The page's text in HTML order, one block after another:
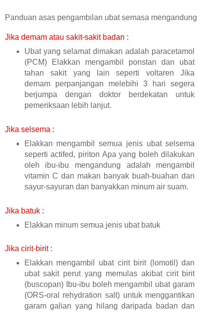
Panduan asas pengambilan ubat semasa mengandung
Jika demam atau sakit-sakit badan :
Ubat yang selamat dimakan adalah paracetamol
(PCM) Elakkan mengambil ponstan dan ubat
tahan sakit yang lain seperti voltaren Jika
demam perpanjangan melebihi 3 hari segera
berjumpa dengan doktor berdekatan untuk
pemeriksaan lebih lanjut.
Jika selsema :
Elakkan mengambil semua jenis ubat selsema
seperti actifed, piriton Apa yang boleh dilakukan
oleh ibu-ibu mengandung adalah mengambil
vitamin C dan makan banyak buah-buahan dan
sayur-sayuran dan banyakkan minum air suam.
Jika batuk :
Elakkan minum semua jenis ubat batuk
Jika cirit-birit :
Elakkan mengambil ubat cirit birit (lomotil) dan
ubat sakit perut yang memulas akibat cirit birit
(buscopan) Ibu-ibu boleh mengambil ubat garam
(ORS-oral rehydration salt) untuk menggantikan
garam galian yang hilang daripada badan dan